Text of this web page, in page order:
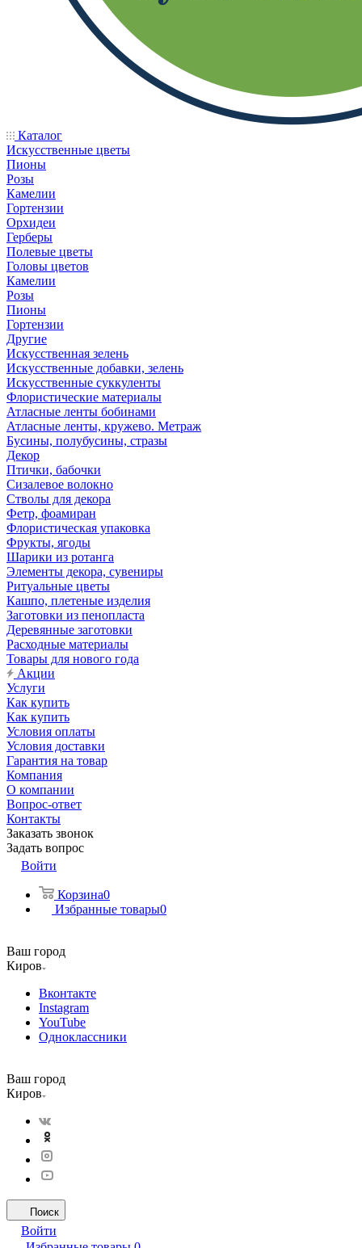
Каталог
Искусственные цветы
Пионы
Розы
Камелии
Гортензии
Орхидеи
Герберы
Полевые цветы
Головы цветов
Камелии
Розы
Пионы
Гортензии
Другие
Искусственная зелень
Искусственные добавки, зелень
Искусственные суккуленты
Флористические материалы
Атласные ленты бобинами
Атласные ленты, кружево. Метраж
Бусины, полубусины, стразы
Декор
Птички, бабочки
Сизалевое волокно
Стволы для декора
Фетр, фоамиран
Флористическая упаковка
Фрукты, ягоды
Шарики из ротанга
Элементы декора, сувениры
Ритуальные цветы
Кашпо, плетеные изделия
Заготовки из пенопласта
Деревянные заготовки
Расходные материалы
Товары для нового года
Акции
Услуги
Как купить
Как купить
Условия оплаты
Условия доставки
Гарантия на товар
Компания
О компании
Вопрос-ответ
Контакты
Заказать звонок
Задать вопрос
Войти
Корзина0
Избранные товары0
Ваш город
Киров
Вконтакте
Instagram
YouTube
Одноклассники
Ваш город
Киров
Поиск
Войти